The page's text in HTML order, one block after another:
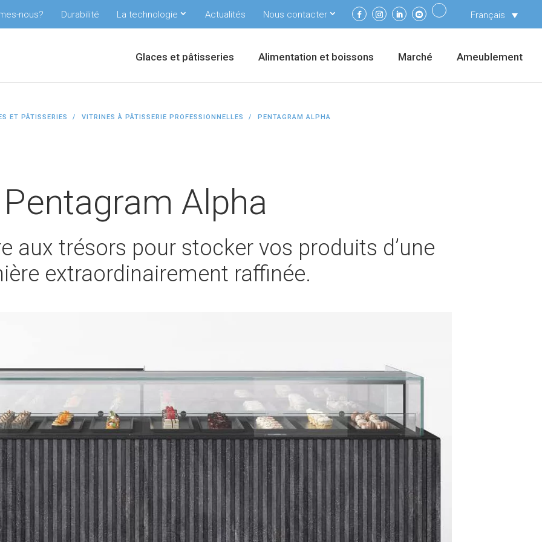
nous? Durabilité La technologie Actualités Nous contacter Français
Glaces et pâtisseries Alimentation et boissons Marché Ameublement
ET PÂTISSERIES VITRINES À PÂTISSERIE PROFESSIONNELLES PENTAGRAM ALPHA
Pentagram Alpha
aux trésors pour stocker vos produits d’une
extraordinairement raffinée.